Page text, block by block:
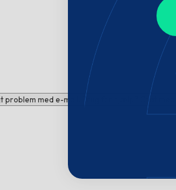
med e-mail. Brug for hjælp? Chat med